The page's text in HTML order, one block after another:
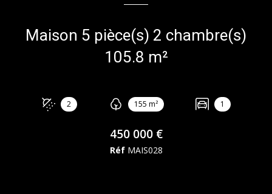
Maison 5 pièce(s) 2 chambre(s)
105.8 m²
2 155 m² 1
450 000 €
Réf MAIS028